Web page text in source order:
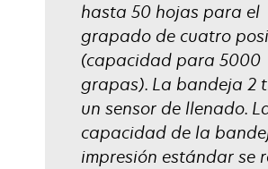
hasta 50 hojas para el
grapado de cuatro
(capacidad para 5000
grapas). La bandeja 2
un sensor de llenado.
capacidad de la
impresión estándar se